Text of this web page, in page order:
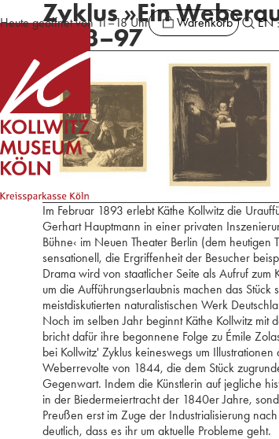
Heute geöffnet von 11–18 Uhr Warenkorb EN
Zyklus »Ein
1893–97
Im Februar 1893 erlebt Käthe Kollwitz die
Gerhart Hauptmann in einer privaten
Bühne‹ im Neuen Theater Berlin (dem
sensationell, die Ergriffenheit der Besucher
Drama wird von staatlicher Seite als Aufruf zum
um die Aufführungserlaubnis machen das
meistdiskutierten naturalistischen Werk
Noch im selben Jahr beginnt Käthe Kollwitz mit
bricht dafür ihre begonnene Folge zu Émile
bei Kollwitz' Zyklus keineswegs um
Weberrevolte von 1844, die dem Stück
Gegenwart. Indem die Künstlerin auf jegliche
in der Biedermeiertracht der 1840er Jahre,
Preußen erst im Zuge der Industrialisierung
deutlich, dass es ihr um aktuelle Probleme geht.